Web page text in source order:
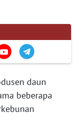
daun
beberapa